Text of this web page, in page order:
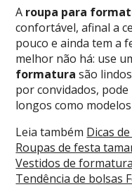
A roupa para
confortável, afinal a
pouco e ainda tem a
melhor não há: use
formatura são
por convidados,
longos como
Leia também Dicas
Roupas de festa
Vestidos de
Tendência de bolsas